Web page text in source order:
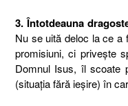
3. Întotdeauna
Nu se uită deloc la ce a
promisiuni, ci priveşte
Domnul Isus, îl scoate
(situaţia fără ieşire) în